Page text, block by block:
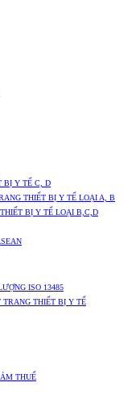
BỊ Y TẾ C, D
THIẾT BỊ Y TẾ LOẠI A, B
BỊ Y TẾ LOẠI B,C,D
ISO 13485
THIẾT BỊ Y TẾ
THUẾ